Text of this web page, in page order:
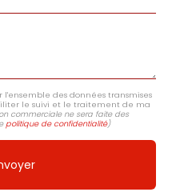
l'ensemble des données transmises
le suivi et le traitement de ma
commerciale ne sera faite des
politique de confidentialité)